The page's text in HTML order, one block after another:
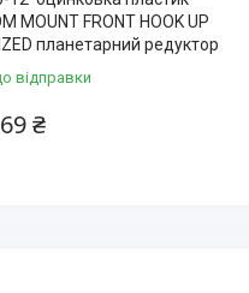
MOUNT FRONT HOOK UP
планетарний редуктор
відправки
₴